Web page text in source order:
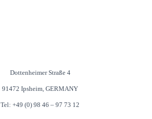
Dottenheimer Straße 4
91472 Ipsheim, GERMANY
Tel: +49 (0) 98 46 – 97 73 12